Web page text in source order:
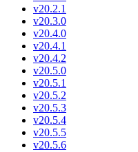
v20.2.1
v20.3.0
v20.4.0
v20.4.1
v20.4.2
v20.5.0
v20.5.1
v20.5.2
v20.5.3
v20.5.4
v20.5.5
v20.5.6